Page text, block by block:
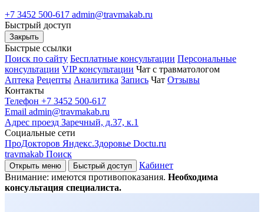
+7 3452 500-617 admin@travmakab.ru
Быстрый доступ
Закрыть
Быстрые ссылки
Поиск по сайту Бесплатные консультации Персональные
консультации VIP консультации Чат с травматологом
Аптека Рецепты Аналитика Запись Чат Отзывы
Контакты
Телефон +7 3452 500-617
Email admin@travmakab.ru
Адрес проезд Заречный, д.37, к.1
Социальные сети
ПроДокторов Яндекс.Здоровье Doctu.ru
travmakab Поиск
Открыть меню Быстрый доступ
Кабинет
Внимание: имеются противопоказания. Необходима
консультация специалиста.